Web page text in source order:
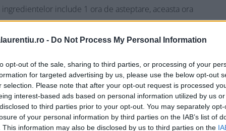
- Do Not Process My Personal Information
opt-out of the sale, sharing to third parties, or processing of your
for targeted advertising by us, please use the below opt-out
selection. Please note that after your opt-out request is processed
interest-based ads based on personal information utilized by us
to third parties prior to your opt-out. You may separately
of your personal information by third parties on the IAB’s list of
This information may also be disclosed by us to third parties on the
include 1 ora de asteptare, aceasta ora
ca procesul marinarii sa aiba un efect;
simpla, cu aroma de vara, cu plante aromatice care va
sau elimina arome, dupa preferinta fiecaruia, insa
dintre arome neacaparandu-le pe celelalte
trebui sa se foloseasca fie un ingredient acid (in cazul
otet, suc de fructe acrisoare etc) fie niste enzime cu rol
ca si ananasul si papaya, care pur si simplu dizolva